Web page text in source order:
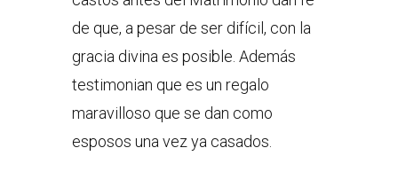
de que, a pesar de ser difícil, con la
gracia divina es posible. Además
testimonian que es un regalo
maravilloso que se dan como
esposos una vez ya casados.